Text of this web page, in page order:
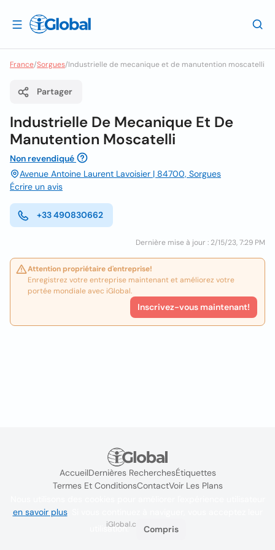
France/Sorgues/Industrielle de mecanique et de manutention moscatelli
Partager
Industrielle De Mecanique Et De
Manutention Moscatelli
Non revendiqué
Avenue Antoine Laurent Lavoisier | 84700, Sorgues
Écrire un avis
+33 490830662
Dernière mise à jour : 2/15/23, 7:29 PM
Attention propriétaire d'entreprise!
Enregistrez votre entreprise maintenant et améliorez votre
portée mondiale avec iGlobal.
Inscrivez-vous maintenant!
AccueilDernières RecherchesÉtiquettes
Termes Et ConditionsContactVoir Les Plans
iGlobal.co @ 2024
en savoir plus. Si vous continuez à naviguer, vous acceptez leur
utilisation.
Compris